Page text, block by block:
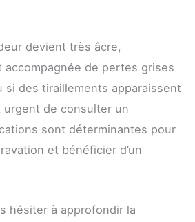
devient très âcre,
accompagnée de pertes grises
si des tiraillements apparaissent
de consulter un
sont déterminantes pour
et bénéficier d’un
hésiter à approfondir la